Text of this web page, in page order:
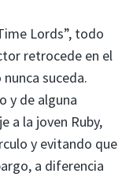
Lords”, todo
retrocede en el
suceda.
y de alguna
a la joven Ruby,
y evitando que
a diferencia